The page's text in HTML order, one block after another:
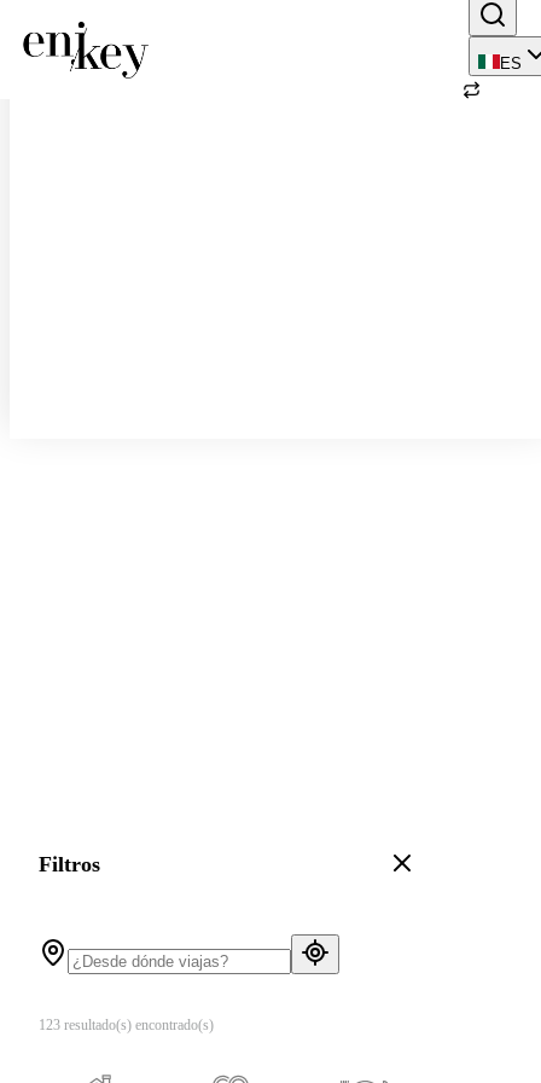
ES
Filtros
123 resultado(s) encontrado(s)